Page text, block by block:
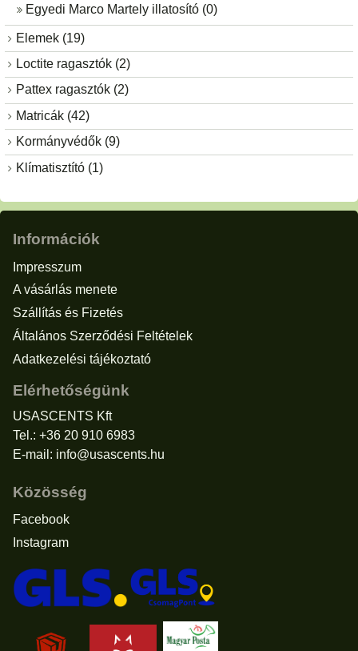
Egyedi Marco Martely illatosító (0)
Elemek (19)
Loctite ragasztók (2)
Pattex ragasztók (2)
Matricák (42)
Kormányvédők (9)
Klímatisztító (1)
Információk
Impresszum
A vásárlás menete
Szállítás és Fizetés
Általános Szerződési Feltételek
Adatkezelési tájékoztató
Elérhetőségünk
USASCENTS Kft
Tel.: +36 20 910 6983
E-mail: info@usascents.hu
Közösség
Facebook
Instagram